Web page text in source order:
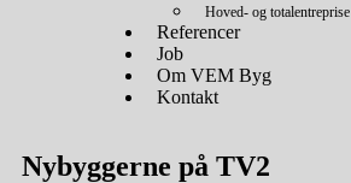
Hoved- og totalentreprise
Referencer
Job
Om VEM Byg
Kontakt
Nybyggerne på TV2